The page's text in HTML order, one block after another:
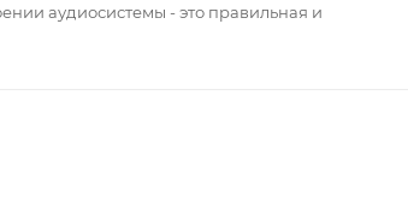
аудиосистемы - это правильная и